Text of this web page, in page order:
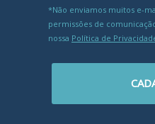
*Não enviamos muitos e-
permissões de
nossa Política de